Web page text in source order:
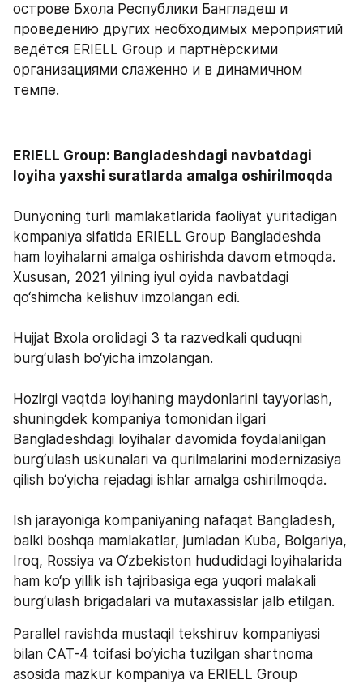
острове Бхола Республики Бангладеш и
проведению других необходимых мероприятий
ведётся ERIELL Group и партнёрскими
организациями слаженно и в динамичном
темпе.
ERIELL Group: Bangladeshdagi navbatdagi
Dunyoning turli mamlakatlarida faoliyat yuritadigan
kompaniya sifatida ERIELL Group Bangladeshda
ham loyihalarni amalga oshirishda davom etmoqda.
Xususan, 2021 yilning iyul oyida navbatdagi
qo‘shimcha kelishuv imzolangan edi.
Hujjat Bxola orolidagi 3 ta razvedkali quduqni
burg‘ulash bo‘yicha imzolangan.
Hozirgi vaqtda loyihaning maydonlarini tayyorlash,
shuningdek kompaniya tomonidan ilgari
Bangladeshdagi loyihalar davomida foydalanilgan
burg‘ulash uskunalari va qurilmalarini modernizasiya
qilish bo‘yicha rejadagi ishlar amalga oshirilmoqda.
Ish jarayoniga kompaniyaning nafaqat Bangladesh,
balki boshqa mamlakatlar, jumladan Kuba, Bolgariya,
Iroq, Rossiya va O‘zbekiston hududidagi loyihalarida
ham ko‘p yillik ish tajribasiga ega yuqori malakali
burg‘ulash brigadalari va mutaxassislar jalb etilgan.
Parallel ravishda mustaqil tekshiruv kompaniyasi
bilan CAT-4 toifasi bo‘yicha tuzilgan shartnoma
asosida mazkur kompaniya va ERIELL Group